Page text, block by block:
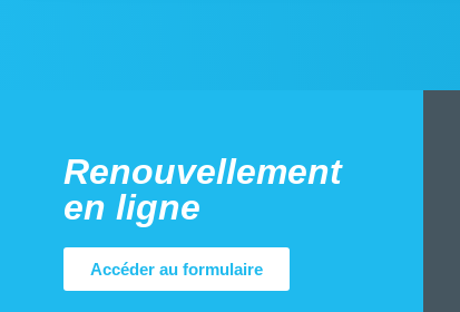
Renouvellement
en ligne
Accéder au formulaire